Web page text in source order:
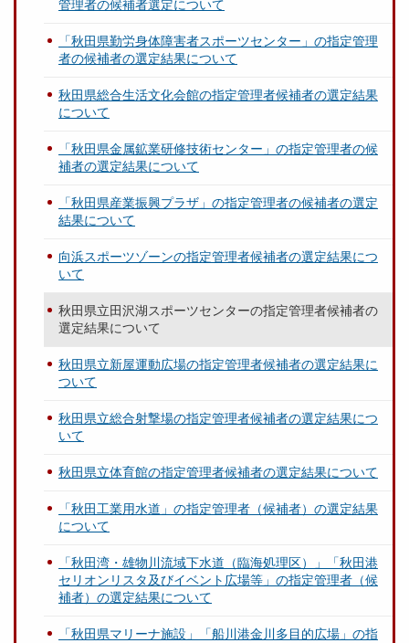
管理者の候補者選定について
「秋田県勤労身体障害者スポーツセンター」の指定管理
者の候補者の選定結果について
秋田県総合生活文化会館の指定管理者候補者の選定結果
について
「秋田県金属鉱業研修技術センター」の指定管理者の候
補者の選定結果について
「秋田県産業振興プラザ」の指定管理者の候補者の選定
結果について
向浜スポーツゾーンの指定管理者候補者の選定結果につ
いて
秋田県立田沢湖スポーツセンターの指定管理者候補者の
選定結果について
秋田県立新屋運動広場の指定管理者候補者の選定結果に
ついて
秋田県立総合射撃場の指定管理者候補者の選定結果につ
いて
秋田県立体育館の指定管理者候補者の選定結果について
「秋田工業用水道」の指定管理者（候補者）の選定結果
について
「秋田湾・雄物川流域下水道（臨海処理区）」「秋田港
セリオンリスタ及びイベント広場等」の指定管理者（候
補者）の選定結果について
「秋田県マリーナ施設」「船川港金川多目的広場」の指